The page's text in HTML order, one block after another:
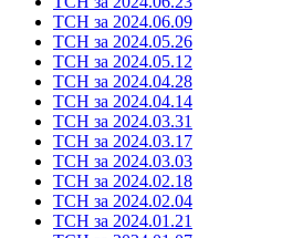
ТСН за 2024.06.09
ТСН за 2024.05.26
ТСН за 2024.05.12
ТСН за 2024.04.28
ТСН за 2024.04.14
ТСН за 2024.03.31
ТСН за 2024.03.17
ТСН за 2024.03.03
ТСН за 2024.02.18
ТСН за 2024.02.04
ТСН за 2024.01.21